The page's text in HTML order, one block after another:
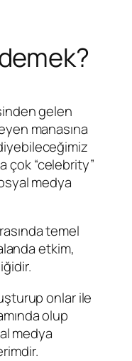
gelen
manasına
çok “celebrity”
medya
temel
etkim,
onlar ile
olup
medya